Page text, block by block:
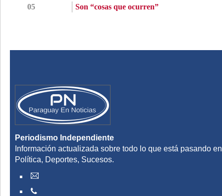
05 Son “cosas que ocurren”
Periodismo Independiente
Información actualizada sobre todo lo que está pasando
Política, Deportes, Sucesos.